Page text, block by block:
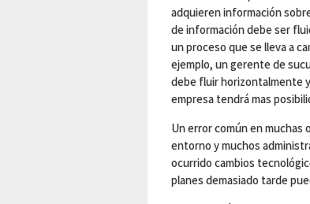
adquieren información
de información debe ser
un proceso que se lleva a
ejemplo, un gerente de
debe fluir horizontalmente
empresa tendrá mas
Un error común en muchas
entorno y muchos
ocurrido cambios
planes demasiado tarde